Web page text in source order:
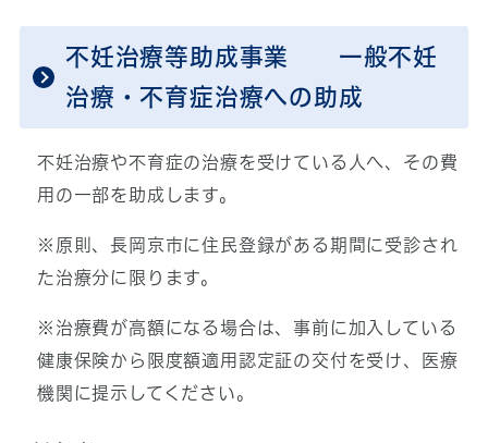
不妊治療等助成事業 一般不妊
治療・不育症治療への助成
不妊治療や不育症の治療を受けている人へ、その費
用の一部を助成します。
※原則、長岡京市に住民登録がある期間に受診され
た治療分に限ります。
※治療費が高額になる場合は、事前に加入している
健康保険から限度額適用認定証の交付を受け、医療
機関に提示してください。